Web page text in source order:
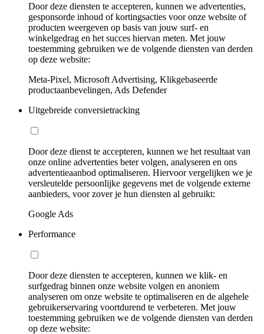
Door deze diensten te accepteren, kunnen we advertenties,
gesponsorde inhoud of kortingsacties voor onze website of
producten weergeven op basis van jouw surf- en
winkelgedrag en het succes hiervan meten. Met jouw
toestemming gebruiken we de volgende diensten van derden
op deze website:
Meta-Pixel, Microsoft Advertising, Klikgebaseerde
productaanbevelingen, Ads Defender
Uitgebreide conversietracking
Door deze dienst te accepteren, kunnen we het resultaat van
onze online advertenties beter volgen, analyseren en ons
advertentieaanbod optimaliseren. Hiervoor vergelijken we je
versleutelde persoonlijke gegevens met de volgende externe
aanbieders, voor zover je hun diensten al gebruikt:
Google Ads
Performance
Door deze diensten te accepteren, kunnen we klik- en
surfgedrag binnen onze website volgen en anoniem
analyseren om onze website te optimaliseren en de algehele
gebruikerservaring voortdurend te verbeteren. Met jouw
toestemming gebruiken we de volgende diensten van derden
op deze website: